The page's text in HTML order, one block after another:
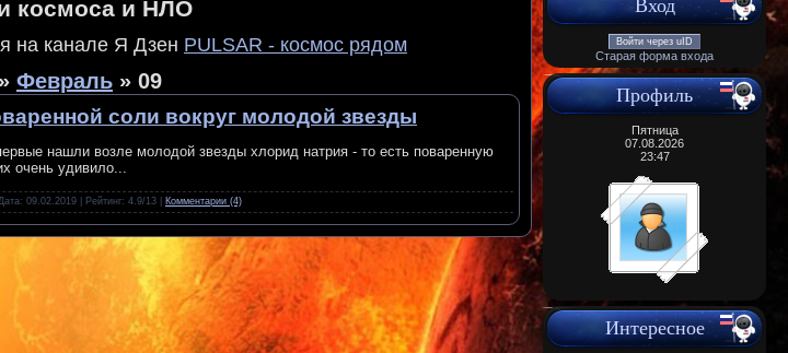
космоса и НЛО
на канале Я Дзен PULSAR - космос рядом
» Февраль » 09
соли вокруг молодой звезды
нашли возле молодой звезды хлорид натрия - то есть поваренную
очень удивило...
09.02.2019 | Рейтинг: 4.9/13 | Комментарии (4)
Вход
Войти через uID
Старая форма входа
Профиль
Пятница
07.08.2026
23:47
Интересное